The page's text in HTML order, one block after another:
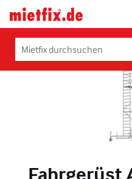
Inhalt
Mietfix®
Geräte
Maschinen
mieten
in
Fahrgerüst